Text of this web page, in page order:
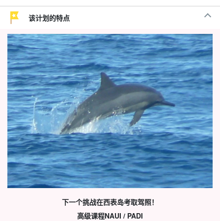
该计划的特点
下一个挑战在西表岛考取驾照！
高级课程NAUI / PADI